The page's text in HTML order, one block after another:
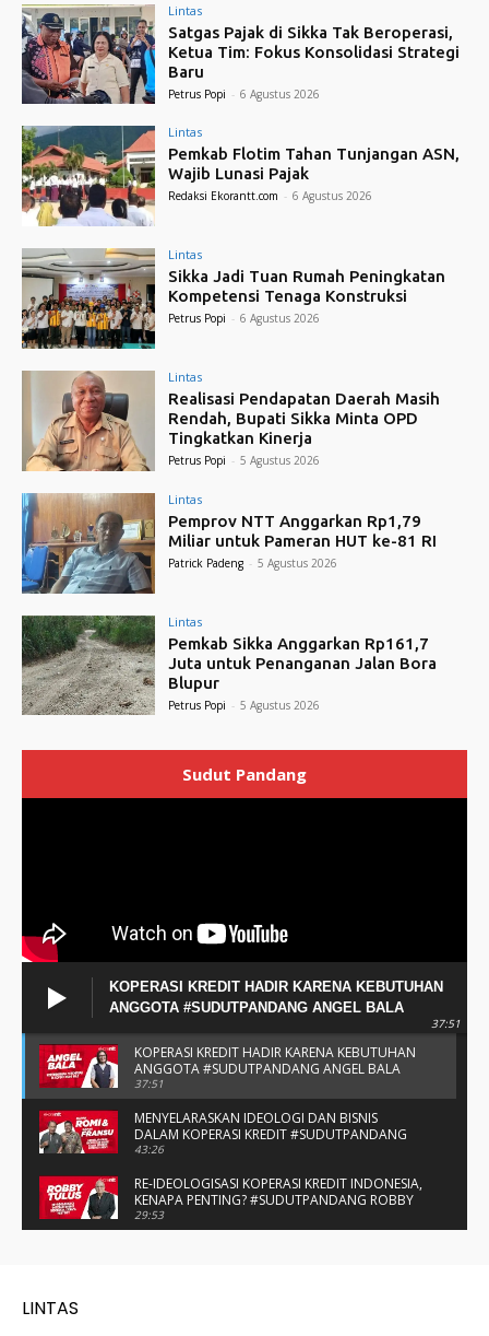
Lintas
Satgas Pajak di Sikka Tak Beroperasi,
Ketua Tim: Fokus Konsolidasi Strategi
Baru
Petrus Popi - 6 Agustus 2026
Lintas
Pemkab Flotim Tahan Tunjangan ASN,
Wajib Lunasi Pajak
Redaksi Ekorantt.com - 6 Agustus 2026
Lintas
Sikka Jadi Tuan Rumah Peningkatan
Kompetensi Tenaga Konstruksi
Petrus Popi - 6 Agustus 2026
Lintas
Realisasi Pendapatan Daerah Masih
Rendah, Bupati Sikka Minta OPD
Tingkatkan Kinerja
Petrus Popi - 5 Agustus 2026
Lintas
Pemprov NTT Anggarkan Rp1,79
Miliar untuk Pameran HUT ke-81 RI
Patrick Padeng - 5 Agustus 2026
Lintas
Pemkab Sikka Anggarkan Rp161,7
Juta untuk Penanganan Jalan Bora
Blupur
Petrus Popi - 5 Agustus 2026
Sudut Pandang
KOPERASI KREDIT HADIR KARENA KEBUTUHAN
ANGGOTA #SUDUTPANDANG ANGEL BALA
37:51
KOPERASI KREDIT HADIR KARENA KEBUTUHAN
ANGGOTA #SUDUTPANDANG ANGEL BALA
37:51
MENYELARASKAN IDEOLOGI DAN BISNIS
DALAM KOPERASI KREDIT #SUDUTPANDANG
BAPAK ROMI & BAPAK FRANSU
43:26
RE-IDEOLOGISASI KOPERASI KREDIT INDONESIA,
KENAPA PENTING? #SUDUTPANDANG ROBBY
TULUS
29:53